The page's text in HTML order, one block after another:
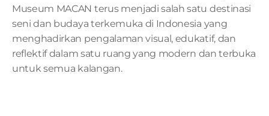
Museum MACAN terus menjadi salah satu destinasi
seni dan budaya terkemuka di Indonesia yang
menghadirkan pengalaman visual, edukatif, dan
reflektif dalam satu ruang yang modern dan terbuka
untuk semua kalangan.